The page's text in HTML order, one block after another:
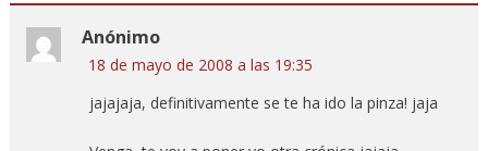
Anónimo
18 de mayo de 2008 a las 19:35
jajajaja, definitivamente se te ha ido la pinza! jaja